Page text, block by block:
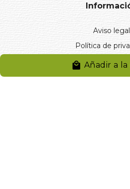
Añadir a la
Aviso legal
Política de
Entregas y